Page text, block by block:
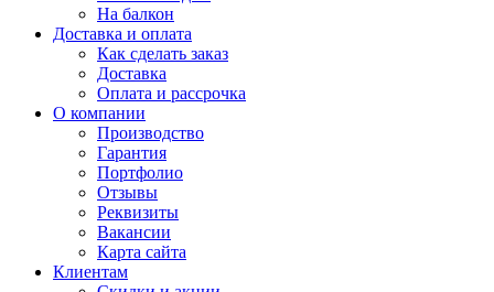
На балкон
Доставка и оплата
Как сделать заказ
Доставка
Оплата и рассрочка
О компании
Производство
Гарантия
Портфолио
Отзывы
Реквизиты
Вакансии
Карта сайта
Клиентам